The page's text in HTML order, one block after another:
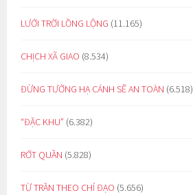
LƯỚI TRỜI LỒNG LỘNG (11.165)
CHỊCH XÃ GIAO (8.534)
ĐỪNG TƯỞNG HẠ CÁNH SẼ AN TOÀN (6.518)
“ĐẶC KHU” (6.382)
RỚT QUẦN (5.828)
TỪ TRẦN THEO CHỈ ĐẠO (5.656)